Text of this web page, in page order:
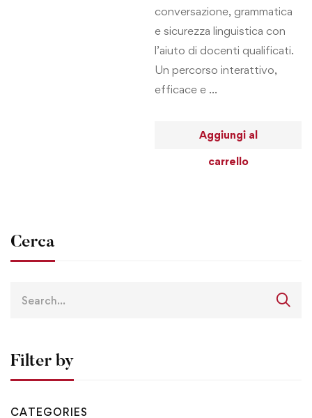
Cerca
Filter by
CATEGORIES
conversazione, grammatica
e sicurezza linguistica con
l’aiuto di docenti qualificati.
Un percorso interattivo,
efficace e …
Aggiungi al
carrello